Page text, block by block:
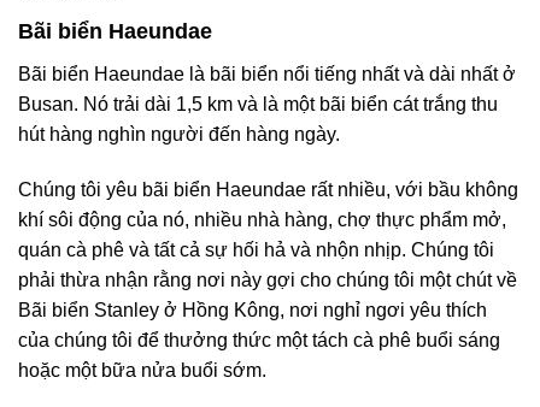
Bãi biển Haeundae
Bãi biển Haeundae là bãi biển nổi tiếng nhất và dài nhất ở
Busan. Nó trải dài 1,5 km và là một bãi biển cát trắng thu
hút hàng nghìn người đến hàng ngày.
Chúng tôi yêu bãi biển Haeundae rất nhiều, với bầu không
khí sôi động của nó, nhiều nhà hàng, chợ thực phẩm mở,
quán cà phê và tất cả sự hối hả và nhộn nhịp. Chúng tôi
phải thừa nhận rằng nơi này gợi cho chúng tôi một chút về
Bãi biển Stanley ở Hồng Kông, nơi nghỉ ngơi yêu thích
của chúng tôi để thưởng thức một tách cà phê buổi sáng
hoặc một bữa nửa buổi sớm.